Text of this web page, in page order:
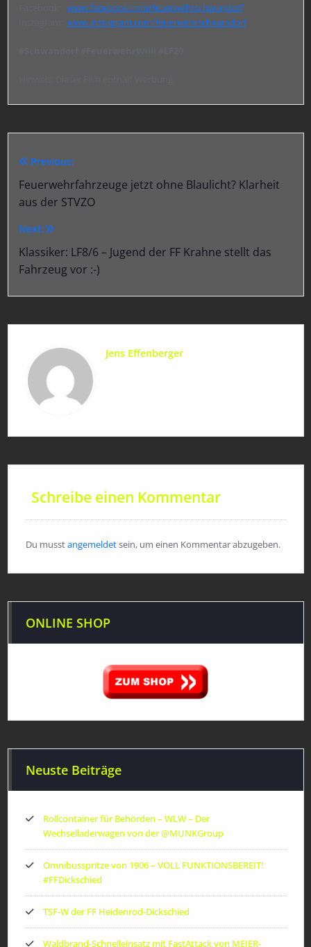
www.facebook.com/feuerwehrschwandorf
www.instagram.com/feuerwehrschwandorf
Beitragsnavigation
Previous:
Feuerwehrfahrzeuge jetzt ohne Blaulicht? Klarheit
aus der STVZO
Next:
Klassiker: LF8/6 – Jugend der FF Krahne stellt das
Fahrzeug vor :-)
Jens Effenberger
Schreibe einen Kommentar
Du musstangemeldetsein, um einen Kommentar abzugeben.
ONLINE SHOP
Neuste Beiträge
Rollcontainer für Behörden – WLW – Der
Wechselladerwagen von der ‪@MUNKGroup‬
Omnibusspritze von 1906 – VOLL FUNKTIONSBEREIT!
#FFDickschied
TSF-W der FF Heidenrod-Dickschied
Waldbrand-Schnelleinsatz mit FastAttack von MEIER-